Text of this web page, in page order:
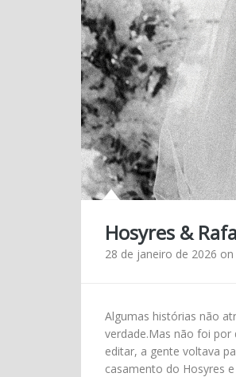
Hosyres &
28 de janeiro de 2026 on
Algumas histórias não
verdade.Mas não foi por
editar, a gente voltava
casamento do Hosyres